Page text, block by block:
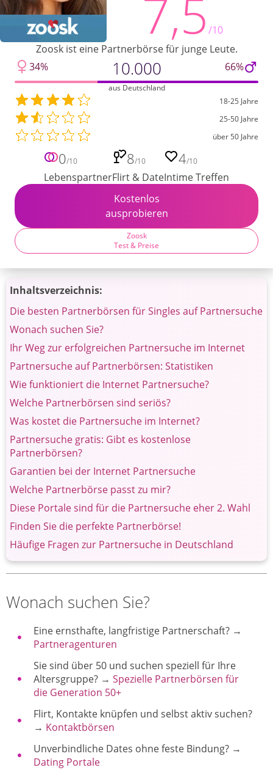
7,5 /10
Zoosk ist eine Partnerbörse für junge Leute.
34%
10.000 66%
aus Deutschland
18-25 Jahre
25-50 Jahre
über 50 Jahre
0/10
Lebenspartner
8/10
Flirt & Date
4/10
Intime Treffen
Kostenlos
ausprobieren
Zoosk
Test & Preise
Inhaltsverzeichnis:
Die besten Partnerbörsen für Singles auf Partnersuche
Wonach suchen Sie?
Ihr Weg zur erfolgreichen Partnersuche im Internet
Partnersuche auf Partnerbörsen: Statistiken
Wie funktioniert die Internet Partnersuche?
Welche Partnerbörsen sind seriös?
Was kostet die Partnersuche im Internet?
Partnersuche gratis: Gibt es kostenlose
Partnerbörsen?
Garantien bei der Internet Partnersuche
Welche Partnerbörse passt zu mir?
Diese Portale sind für die Partnersuche eher 2. Wahl
Finden Sie die perfekte Partnerbörse!
Häufige Fragen zur Partnersuche in Deutschland
Wonach suchen Sie?
Eine ernsthafte, langfristige Partnerschaft? →
Partneragenturen
Sie sind über 50 und suchen speziell für Ihre
Altersgruppe? → Spezielle Partnerbörsen für
die Generation 50+
Flirt, Kontakte knüpfen und selbst aktiv suchen?
→ Kontaktbörsen
Unverbindliche Dates ohne feste Bindung? →
Dating Portale